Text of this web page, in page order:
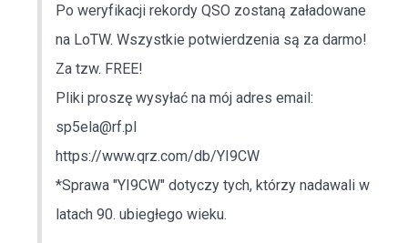
Po weryfikacji rekordy QSO zostaną załadowane
na LoTW. Wszystkie potwierdzenia są za darmo!
Za tzw. FREE!
Pliki proszę wysyłać na mój adres email:
sp5ela@rf.pl
https://www.qrz.com/db/YI9CW
*Sprawa "YI9CW" dotyczy tych, którzy nadawali w
latach 90. ubiegłego wieku.